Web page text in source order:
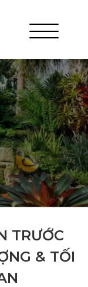
TRƯỚC
& TỐI